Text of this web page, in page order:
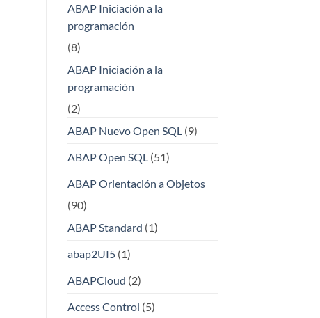
ABAP Iniciación a la
programación
(8)
ABAP Iniciación a la
programación
(2)
ABAP Nuevo Open SQL (9)
ABAP Open SQL (51)
ABAP Orientación a Objetos
(90)
ABAP Standard (1)
abap2UI5(1)
ABAPCloud (2)
Access Control (5)